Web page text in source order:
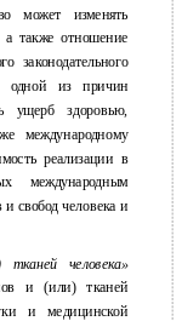
может изменять
также отношение
законодательного
одной из причин
ущерб здоровью,
международному
реализации в
международным
свобод человека и
человека»
и (или) тканей
и медицинской